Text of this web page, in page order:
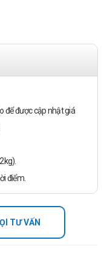
để được cập nhật giá
điểm.
TƯ VẤN